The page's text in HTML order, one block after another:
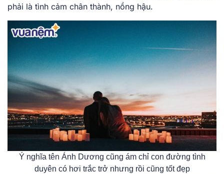
phải là tình cảm chân thành, nồng hậu.
Ý nghĩa tên Ánh Dương cũng ám chỉ con đường tình
duyên có hơi trắc trở nhưng rồi cũng tốt đẹp